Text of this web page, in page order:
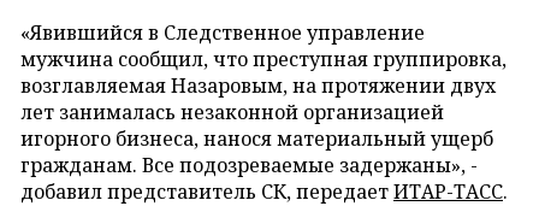
«Явившийся в Следственное управление
мужчина сообщил, что преступная группировка,
возглавляемая Назаровым, на протяжении двух
лет занималась незаконной организацией
игорного бизнеса, нанося материальный ущерб
гражданам. Все подозреваемые задержаны», -
добавил представитель СК, передаетИТАР-ТАСС.